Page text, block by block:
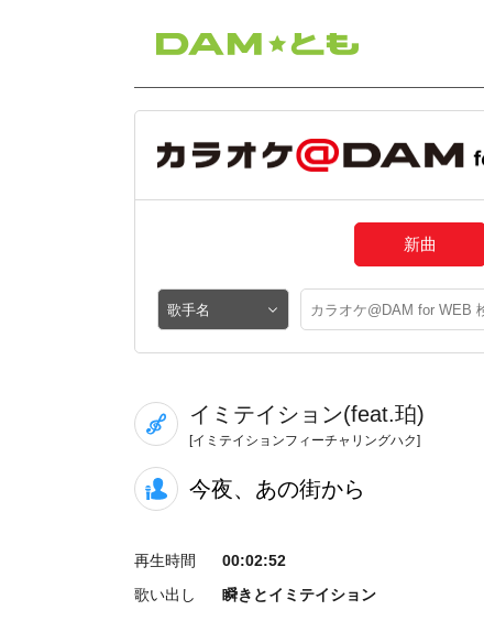
新曲
イミテイション(feat.珀)
[イミテイションフィーチャリングハク]
今夜、あの街から
再生時間
00:02:52
歌い出し
瞬きとイミテイション